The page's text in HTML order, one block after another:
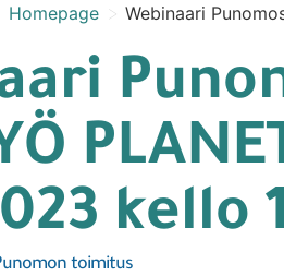
Homepage > Webinaari
kello
toimitus